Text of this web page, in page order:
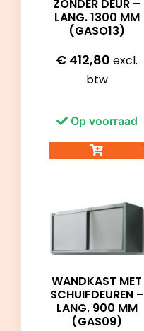
ZONDER DEUR –
LANG. 1300 MM
(GASO13)
€ 412,80 excl.
btw
Op voorraad
WANDKAST MET
SCHUIFDEUREN –
LANG. 900 MM
(GAS09)